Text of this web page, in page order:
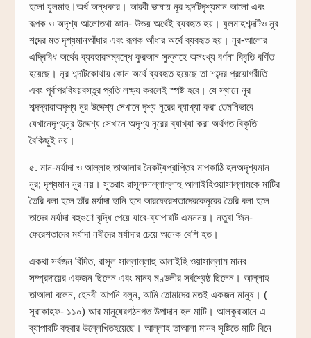
হলো যুলমাহ।অর্থ অন্ধকার। আরবী ভাষায় নূর শব্দটিদৃশ্যমান আলো এবং
রূপক ও অদৃশ্য আলোতথা জ্ঞান- উভয় অর্থেই ব্যবহৃত হয়। যুলমাহশব্দটিও নূর
শব্দের মত দৃশ্যমানআঁধার এবং রূপক আঁধার অর্থে ব্যবহৃত হয়। নূর-আলোর
এদ্বিবিধ অর্থের ব্যবহারসম্বন্ধে কুরআন সুন্নাহে অসংখ্য বর্ণনা বিবৃতি বর্ণিত
হয়েছে। নূর শব্দটিকোথায় কোন অর্থে ব্যবহৃত হয়েছে তা শব্দের প্রয়োগরীতি
এবং পূর্বাপরবিষয়বস্তুর প্রতি লক্ষ্য করলেই স্পষ্ট হবে। যে স্থানে নূর
শব্দদ্বারাঅদৃশ্য নূর উদ্দেশ্য সেখানে দৃশ্য নূরের ব্যাখ্যা করা তেমনিভাবে
যেখানেদৃশ্যনূর উদ্দেশ্য সেখানে অদৃশ্য নূরের ব্যাখ্যা করা অর্থগত বিকৃতি
বৈকিছুই নয়।
৫. মান-মর্যাদা ও আল্লাহ তাআলার নৈকট্যপ্রাপ্তির মাপকাঠি হলঅদৃশ্যমান
নূর; দৃশ্যমান নূর নয়। সুতরাং রাসূলসাল্লাল্লাহু আলাইহিওয়াসাল্লামকে মাটির
তৈরি বলা হলে তাঁর মর্যাদা হানি হবে আরফেরেশতাদেরকেনূরের তৈরি বলা হলে
তাদের মর্যাদা বহুগুণে বৃদ্ধি পেয়ে যাবে-ব্যাপারটি এমননয়। নতুবা জিন-
ফেরেশতাদের মর্যাদা নবীদের মর্যাদার চেয়ে অনেক বেশি হত।
একথা সর্বজন বিদিত, রাসূল সাল্লাল্লাহু আলাইহি ওয়াসাল্লাম মানব
সম্প্রদায়ের একজন ছিলেন এবং মানব মণ্ডলীর সর্বশ্রেষ্ঠ ছিলেন। আল্লাহ
তাআলা বলেন, হেনবী আপনি বলুন, আমি তোমাদের মতই একজন মানুষ। (
সূরাকাহফ- ১১০) আর মানুষেরগঠনগত উপাদান হল মাটি। আলকুরআনে এ
ব্যাপারটি বহুবার উল্লেখিতহয়েছে। আল্লাহ তাআলা মানব সৃষ্টিতে মাটি বিনে